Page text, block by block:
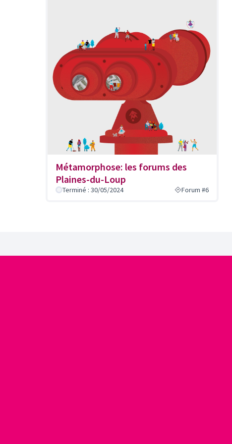
Pas de noms basés sur des personne vivantes ou
Pas de noms de plus de 15 caractères
Pas de prépositions (comme au, en, à, etc.) :
recherche dans les répertoires de rues.
Pas de noms commerciaux : les noms des
Métamorphose: les forums des
Plaines-du-Loup
Terminé : 30/05/2024 Forum #6